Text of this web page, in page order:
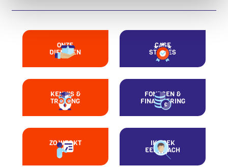
ONZE
DIENSTEN
CASE
STUDIES
KENNIS &
TRAINING
FONDSEN &
FINANCIERING
ZO WERKT
HET
IK ZOEK
EEN COACH